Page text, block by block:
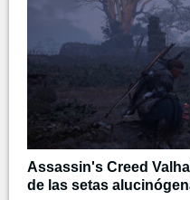
Assassin's Creed
de las setas